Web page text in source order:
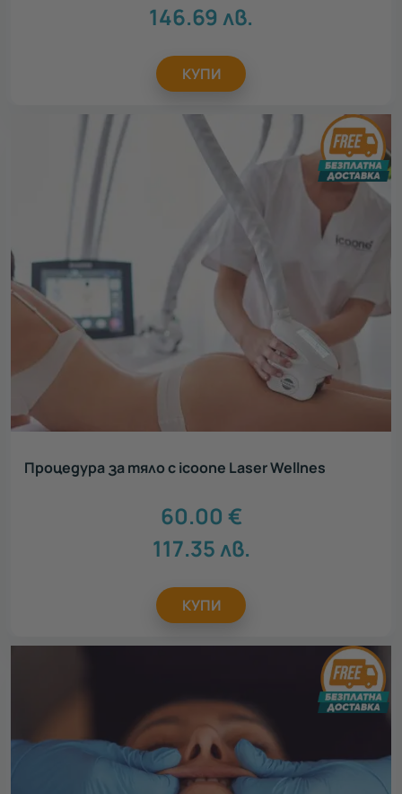
146.69 лв.
КУПИ
Процедура за тяло с icoone Laser Wellnes
60.00 €
117.35лв.
КУПИ